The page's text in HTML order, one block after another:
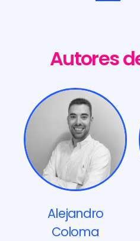
Autores
Alejandro
Coloma